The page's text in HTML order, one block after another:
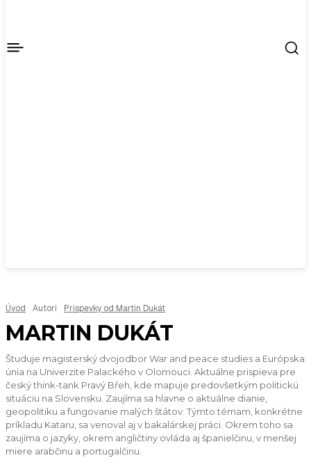
Úvod Autori Príspevky od Martin Dukát
MARTIN DUKÁT
Študuje magisterský dvojodbor War and peace studies a Európska
únia na Univerzite Palackého v Olomouci. Aktuálne prispieva pre
český think-tank Pravý Břeh, kde mapuje predovšetkým politickú
situáciu na Slovensku. Zaujíma sa hlavne o aktuálne dianie,
geopolitiku a fungovanie malých štátov. Týmto témam, konkrétne
príkladu Kataru, sa venoval aj v bakalárskej práci. Okrem toho sa
zaujíma o jazyky, okrem angličtiny ovláda aj španielčinu, v menšej
miere arabčinu a portugalčinu.